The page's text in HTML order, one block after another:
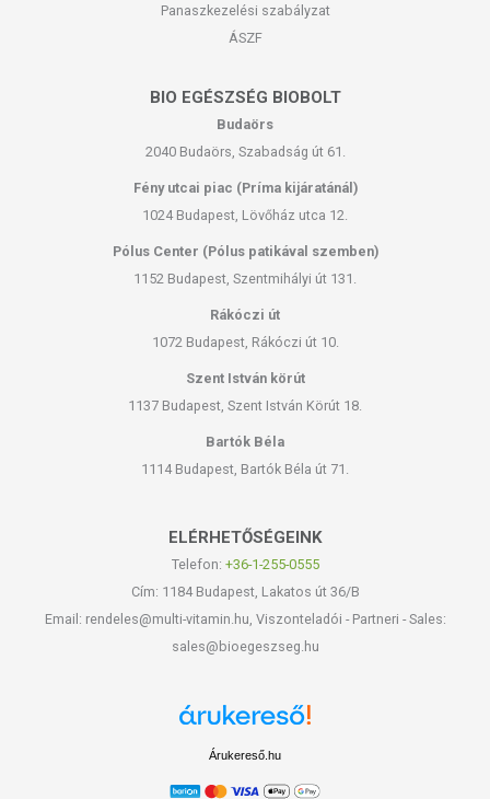
Panaszkezelési szabályzat
ÁSZF
BIO EGÉSZSÉG BIOBOLT
Budaörs
2040 Budaörs, Szabadság út 61.
Fény utcai piac (Príma kijáratánál)
1024 Budapest, Lövőház utca 12.
Pólus Center (Pólus patikával szemben)
1152 Budapest, Szentmihályi út 131.
Rákóczi út
1072 Budapest, Rákóczi út 10.
Szent István körút
1137 Budapest, Szent István Körút 18.
Bartók Béla
1114 Budapest, Bartók Béla út 71.
ELÉRHETŐSÉGEINK
Telefon: +36-1-255-0555
Cím: 1184 Budapest, Lakatos út 36/B
Email: rendeles@multi-vitamin.hu, Viszonteladói - Partneri - Sales:
sales@bioegeszseg.hu
Árukereső.hu